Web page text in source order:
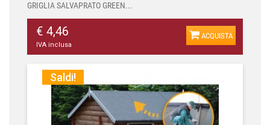
GRIGLIA SALVAPRATO GREEN...
€ 4,46
IVA inclusa
ACQUISTA
Saldi!